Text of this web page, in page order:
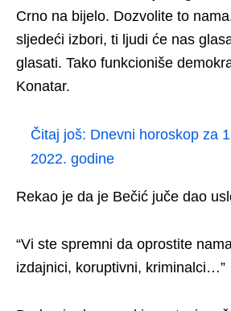
Crno na bijelo. Dozvolite to
sljedeći izbori, ti ljudi će nas
glasati. Tako funkcioniše
Konatar.
Čitaj još: Dnevni horoskop za
2022. godine
Rekao je da je Bečić juče dao
“Vi ste spremni da oprostite
izdajnici, koruptivni, kriminalci…”